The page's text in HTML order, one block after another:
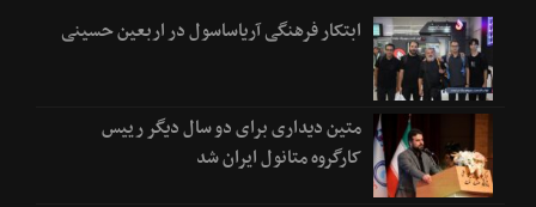
ابتکار فرهنگی آریاساسول در اربعین حسینی
متین دیداری برای دو سال دیگر رییس
کارگروه متانول ایران شد